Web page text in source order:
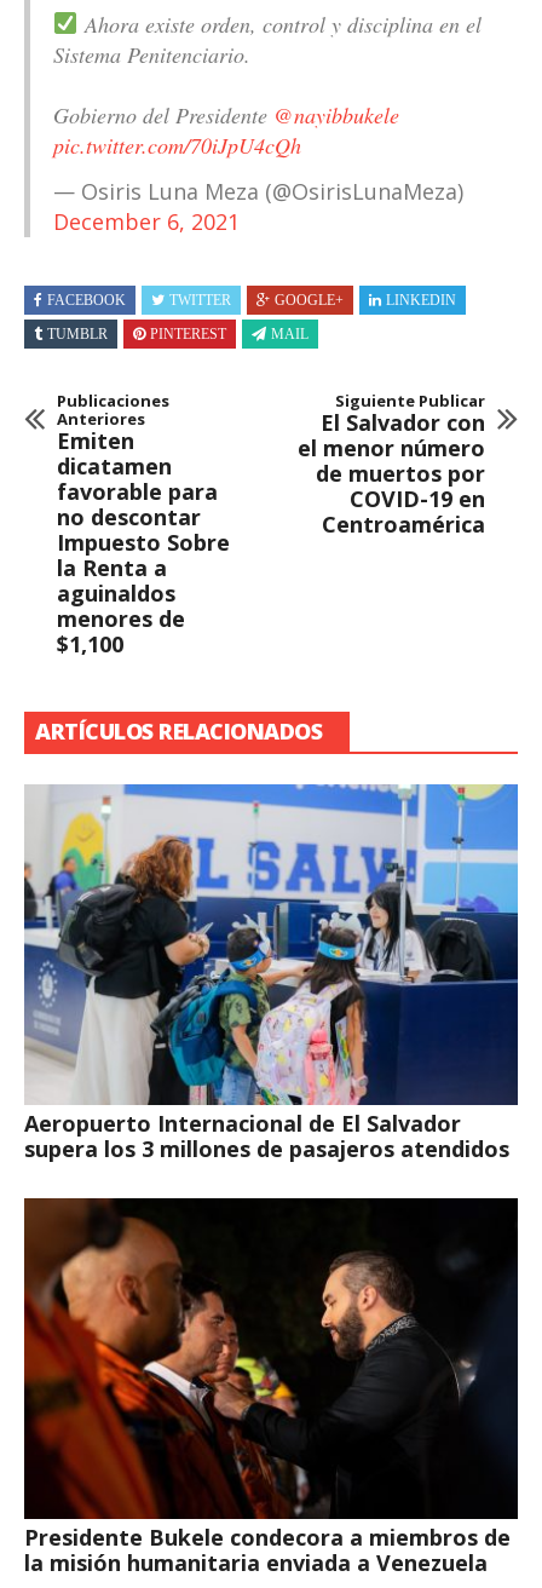
Ahora existe orden, control y disciplina en el
Sistema Penitenciario.
Gobierno del Presidente @nayibbukele
pic.twitter.com/70iJpU4cQh
— Osiris Luna Meza (@OsirisLunaMeza)
December 6, 2021
FACEBOOK TWITTER GOOGLE+
LINKEDIN
TUMBLR
PINTEREST MAIL
Publicaciones
Anteriores
Emiten
dicatamen
favorable para
no descontar
Impuesto Sobre
la Renta a
aguinaldos
menores de
$1,100
Siguiente Publicar
El Salvador con
el menor número
de muertos por
COVID-19 en
Centroamérica
ARTÍCULOS RELACIONADOS
Aeropuerto Internacional de El Salvador
supera los 3 millones de pasajeros atendidos
Presidente Bukele condecora a miembros de
la misión humanitaria enviada a Venezuela